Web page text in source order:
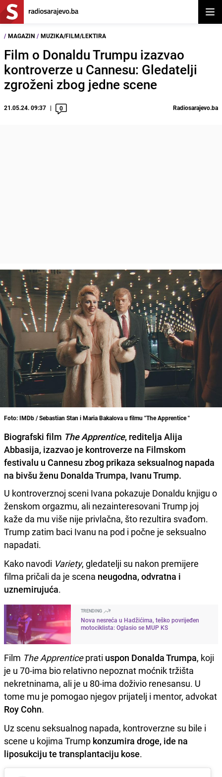
/ MAGAZIN / MUZIKA/FILM/LEKTIRA
Film o Donaldu Trumpu izazvao
kontroverze u Cannesu: Gledatelji
zgroženi zbog jedne scene
21.05.24. 09:37 0 Radiosarajevo.ba
Foto: IMDb / Sebastian Stan i Maria Bakalova u filmu "The Apprentice "
Biografski film The Apprentice, reditelja Alija
Abbasija, izazvao je kontroverze na Filmskom
festivalu u Cannesu zbog prikaza seksualnog napada
na bivšu ženu Donalda Trumpa, Ivanu Trump.
U kontroverznoj sceni Ivana pokazuje Donaldu knjigu o
ženskom orgazmu, ali nezainteresovani Trump joj
kaže da mu više nije privlačna, što rezultira svađom.
Trump zatim baci Ivanu na pod i počne je seksualno
napadati.
Kako navodi Variety, gledatelji su nakon premijere
filma pričali da je scena neugodna, odvratna i
uznemirujuća.
TRENDING
Nova nesreća u Hadžićima, teško povrijeđen
motociklista: Oglasio se MUP KS
Film The Apprenticeprati uspon Donalda Trumpa, koji
je u 70-ima bio relativno nepoznat moćnik tržišta
nekretninama, ali je u 80-ima doživio renesansu. U
tome mu je pomogao njegov prijatelj i mentor, advokat
Roy Cohn.
Uz scenu seksualnog napada, kontroverzne su bile i
scene u kojima Trump konzumira droge, ide na
liposukciju te transplantaciju kose.